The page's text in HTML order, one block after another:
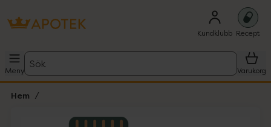
Kundklubb Recept
Meny
Sök
Varukorg
Hem